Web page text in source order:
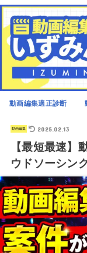
動画編集適正診断
動画編集 2025.02.13
【最短最速】
ウドソーシン